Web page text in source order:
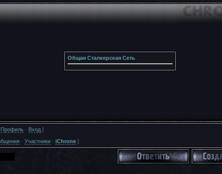
Общая Сталкерская Сеть
· Вход ]
· Участники · iChrone ]